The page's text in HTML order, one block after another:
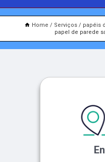
Home Serviços papéis
papel de parede